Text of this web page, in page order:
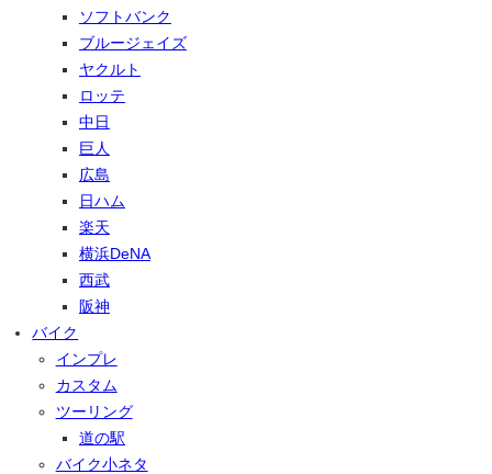
ソフトバンク
ブルージェイズ
ヤクルト
ロッテ
中日
巨人
広島
日ハム
楽天
横浜DeNA
西武
阪神
バイク
インプレ
カスタム
ツーリング
道の駅
バイク小ネタ